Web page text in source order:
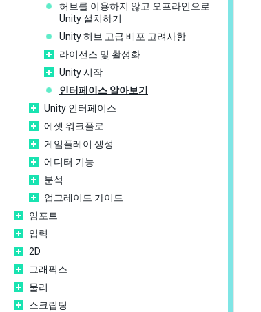
허브를 이용하지 않고 오프라인으로
Unity 설치하기
Unity 허브 고급 배포 고려사항
라이선스 및 활성화
Unity 시작
인터페이스 알아보기
Unity 인터페이스
에셋 워크플로
게임플레이 생성
에디터 기능
분석
업그레이드 가이드
임포트
입력
2D
그래픽스
물리
스크립팅